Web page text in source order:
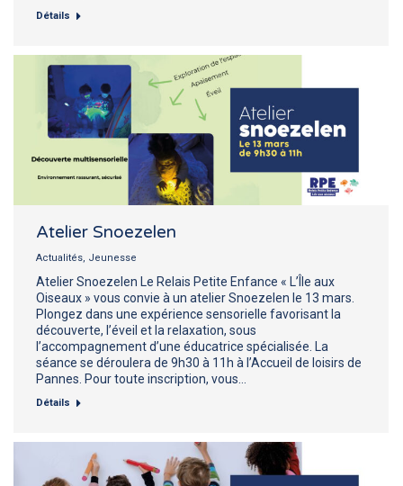
Détails
Atelier Snoezelen
Actualités, Jeunesse
Atelier Snoezelen Le Relais Petite Enfance « L’Île aux
Oiseaux » vous convie à un atelier Snoezelen le 13 mars.
Plongez dans une expérience sensorielle favorisant la
découverte, l’éveil et la relaxation, sous
l’accompagnement d’une éducatrice spécialisée. La
séance se déroulera de 9h30 à 11h à l’Accueil de loisirs de
Pannes. Pour toute inscription, vous…
Détails